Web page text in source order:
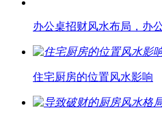
办公桌招财风水布局，办
住宅厨房的位置风水影响